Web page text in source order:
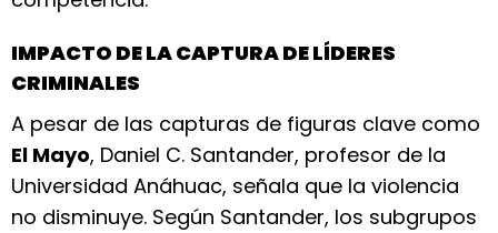
IMPACTO DE LA CAPTURA DE LÍDERES
CRIMINALES
A pesar de las capturas de figuras clave como
El Mayo, Daniel C. Santander, profesor de la
Universidad Anáhuac, señala que la violencia
no disminuye. Según Santander, los subgrupos